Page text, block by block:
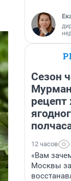
Сезон
рецепт
12 часов
«Вам
Москвы